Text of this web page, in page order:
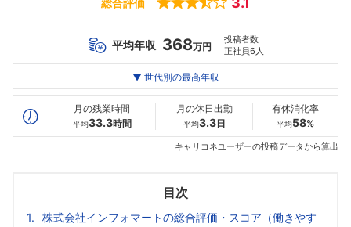
総合評価
平均年収 368万円
投稿者数
正社員6人
最高年収
20代
380万
30代
496万
--万
▼ 世代別の最高年収
月の残業時間
平均33.3時間
月の休日出勤
平均3.3日
有休消化率
平均58%
キャリコネユーザーの投稿データから算出
目次
株式会社インフォマートの総合評価・スコア（働きやす